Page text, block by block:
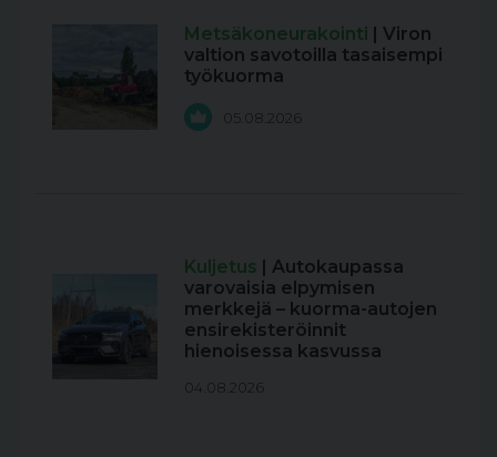
Metsäkoneurakointi
| Viron
valtion savotoilla tasaisempi
työkuorma
05.08.2026
Kuljetus
| Autokaupassa
varovaisia elpymisen
merkkejä – kuorma-autojen
ensirekisteröinnit
hienoisessa kasvussa
04.08.2026